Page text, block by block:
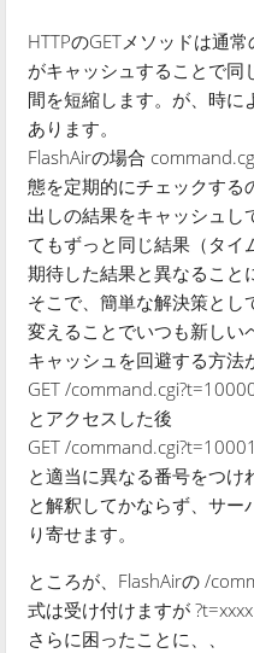
HTTPのGETメソッドは通
がキャッシュすることで
間を短縮します。が、時
あります。
FlashAirの場合
態を定期的にチェックする
出しの結果をキャッシュし
てもずっと同じ結果（タイ
期待した結果と異なること
そこで、簡単な解決策とし
変えることでいつも新しい
キャッシュを回避する方法
GET /
とアクセスした後
GET /command.cgi?t=10001
と適当に異なる番号をつ
と解釈してかならず、サー
り寄せます。
ところが、FlashAirの /
式は受け付けますが
さらに困ったことに、、